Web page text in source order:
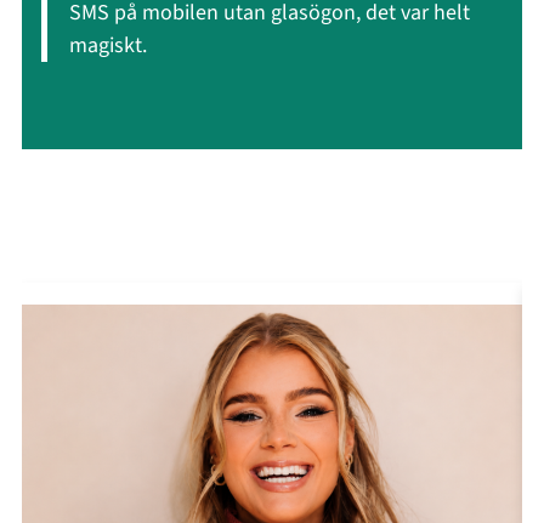
SMS på mobilen utan glasögon, det var helt
magiskt.